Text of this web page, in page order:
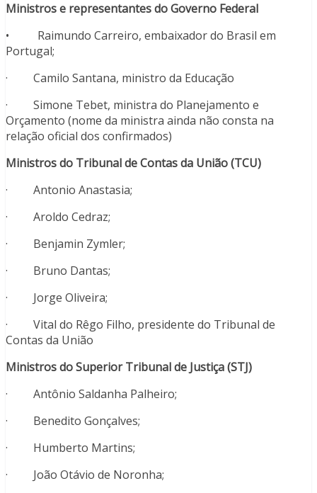
Ministros e representantes do Governo Federal
• Raimundo Carreiro, embaixador do Brasil em
Portugal;
· Camilo Santana, ministro da Educação
· Simone Tebet, ministra do Planejamento e
Orçamento (nome da ministra ainda não consta na
relação oficial dos confirmados)
Ministros do Tribunal de Contas da União (TCU)
· Antonio Anastasia;
· Aroldo Cedraz;
· Benjamin Zymler;
· Bruno Dantas;
· Jorge Oliveira;
· Vital do Rêgo Filho, presidente do Tribunal de
Contas da União
Ministros do Superior Tribunal de Justiça (STJ)
· Antônio Saldanha Palheiro;
· Benedito Gonçalves;
· Humberto Martins;
· João Otávio de Noronha;